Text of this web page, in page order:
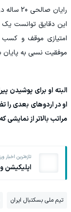
امتیازی موقف و کسب
موفقیت نسبی به پایان
البته او برای پوشیدن
او در اردوهای بعدی را
مراتب بالاتر از نمایشی
تازه‌ترین اخبار
اپلیکیشن
تیم ملی بسکتبال ایران